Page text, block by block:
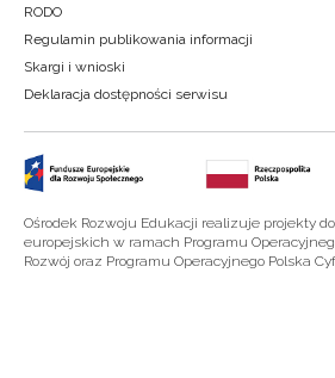
RODO
Regulamin publikowania informacji
Skargi i wnioski
Deklaracja dostępności serwisu
Ośrodek Rozwoju Edukacji realizuje projekty
europejskich w ramach Programu
Rozwój oraz Programu Operacyjnego Polska